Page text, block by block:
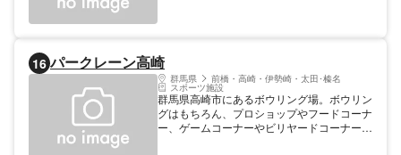
16 パークレーン高崎
群馬県 前橋・高崎・伊勢崎・太田･榛名
スポーツ施設
群馬県高崎市にあるボウリング場。ボウリン
グはもちろん、プロショップやフードコーナ
ー、ゲームコーナーやビリヤードコーナーな